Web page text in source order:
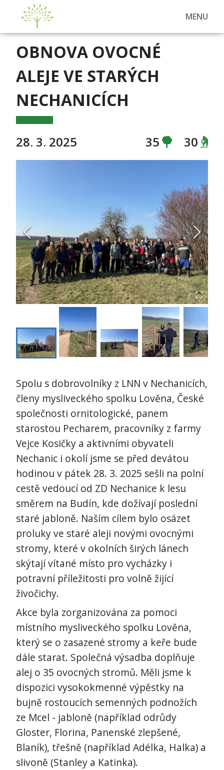
MENU
OBNOVA OVOCNÉ
ALEJE VE STARÝCH
NECHANICÍCH
28. 3. 2025 35 30
Spolu s dobrovolníky z LNN v Nechanicích,
členy mysliveckého spolku Lověna, České
společnosti ornitologické, panem
starostou Pecharem, pracovníky z farmy
Vejce Kosičky a aktivními obyvateli
Nechanic i okolí jsme se před devátou
hodinou v pátek 28. 3. 2025 sešli na polní
cestě vedoucí od ZD Nechanice k lesu
směrem na Budín, kde dožívají poslední
staré jabloně. Naším cílem bylo osázet
proluky ve staré aleji novými ovocnými
stromy, které v okolních širých lánech
skýtají vítané místo pro vycházky i
potravní příležitosti pro volně žijící
živočichy.
Akce byla zorganizována za pomoci
místního mysliveckého spolku Lověna,
který se o zasazené stromy a keře bude
dále starat. Společná výsadba doplňuje
alej o 35 ovocných stromů. Měli jsme k
dispozici vysokokmenné výpěstky na
bujně rostoucích semenných podnožích
ze Mcel - jabloně (například odrůdy
Gloster, Florina, Panenské zlepšené,
Blaník), třešně (například Adélka, Halka) a
slivoně (Stanley a Katinka).